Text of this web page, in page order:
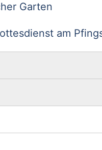
Garten
am